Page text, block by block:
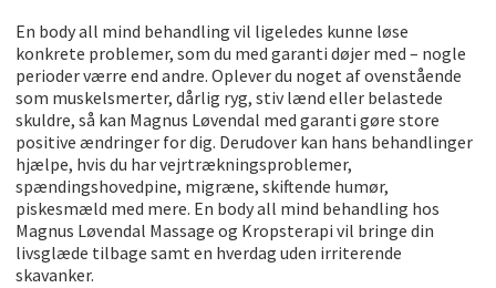
En body all mind behandling vil ligeledes kunne løse
konkrete problemer, som du med garanti døjer med – nogle
perioder værre end andre. Oplever du noget af ovenstående
som muskelsmerter, dårlig ryg, stiv lænd eller belastede
skuldre, så kan Magnus Løvendal med garanti gøre store
positive ændringer for dig. Derudover kan hans behandlinger
hjælpe, hvis du har vejrtrækningsproblemer,
spændingshovedpine, migræne, skiftende humør,
piskesmæld med mere. En body all mind behandling hos
Magnus Løvendal Massage og Kropsterapi vil bringe din
livsglæde tilbage samt en hverdag uden irriterende
skavanker.